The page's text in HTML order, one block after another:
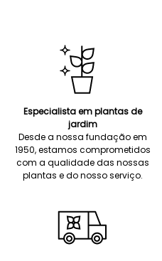
Especialista em plantas de
jardim
Desde a nossa fundação em
1950, estamos comprometidos
com a qualidade das nossas
plantas e do nosso serviço.